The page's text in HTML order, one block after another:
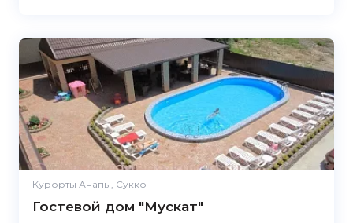
Курорты Анапы, Сукко
Гостевой дом "Мускат"